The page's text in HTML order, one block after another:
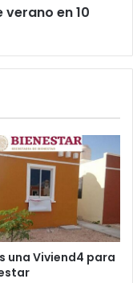
verano en 10
una Viviend4 para